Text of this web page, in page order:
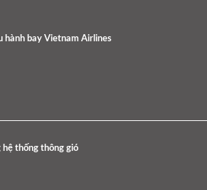
hành bay Vietnam Airlines
hệ thống thông gió